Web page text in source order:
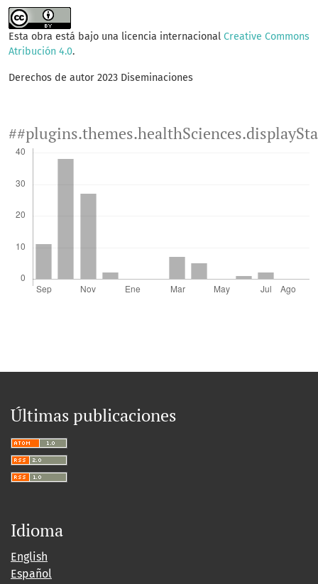
Esta obra está bajo una licencia internacional Creative Commons
Atribución 4.0.
Derechos de autor 2023 Diseminaciones
Últimas publicaciones
Idioma
English
Español